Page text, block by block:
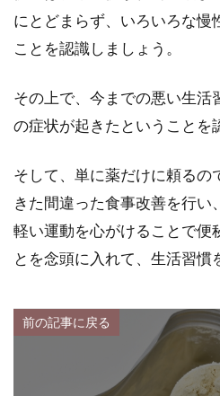
にとどまらず、いろいろな慢
ことを認識しましょう。
その上で、今までの悪い生活
の症状が起きたということを
そして、単に薬だけに頼るの
きた間違った食事改善を行い
軽い運動を心がけることで便
とを念頭に入れて、生活習慣
前の記事に戻る